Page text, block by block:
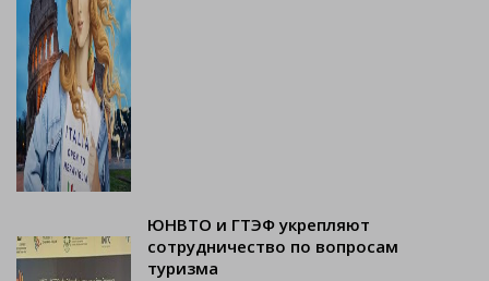
ЮНВТО и ГТЭФ укрепляют
сотрудничество по вопросам
туризма